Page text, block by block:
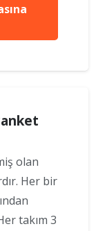
olan
Her bir
takım 3